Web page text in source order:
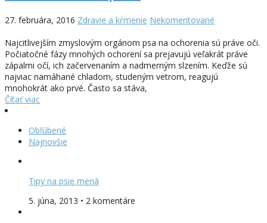
27. februára, 2016 Zdravie a kŕmenie Nekomentované
Najcitlivejším zmyslovým orgánom psa na ochorenia sú práve oči.
Počiatočné fázy mnohých ochorení sa prejavujú veľakrát práve
zápalmi očí, ich začervenaním a nadmerným slzením. Keďže sú
najviac namáhané chladom, studeným vetrom, reagujú
mnohokrát ako prvé. Často sa stáva,
Čítať viac
Obľúbené
Najnovšie
Tipy na psie mená
5. júna, 2013 • 2 komentáre